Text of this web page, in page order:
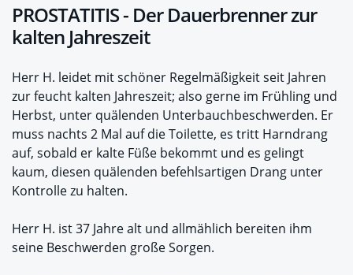
PROSTATITIS - Der Dauerbrenner zur
kalten Jahreszeit
Herr H. leidet mit schöner Regelmäßigkeit seit Jahren
zur feucht kalten Jahreszeit; also gerne im Frühling und
Herbst, unter quälenden Unterbauchbeschwerden. Er
muss nachts 2 Mal auf die Toilette, es tritt Harndrang
auf, sobald er kalte Füße bekommt und es gelingt
kaum, diesen quälenden befehlsartigen Drang unter
Kontrolle zu halten.
Herr H. ist 37 Jahre alt und allmählich bereiten ihm
seine Beschwerden große Sorgen.